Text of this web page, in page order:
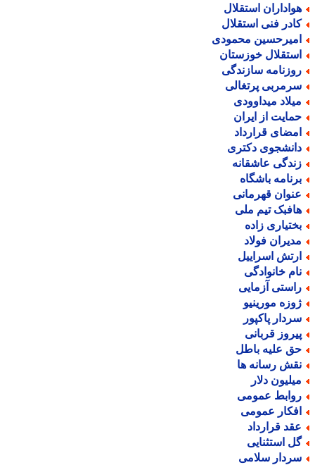
استقلال
فنی استقلال
محمودی
خوزستان
سازندگی
پرتغالی
میداوودی
از ایران
قرارداد
دکتری
عاشقانه
باشگاه
قهرمانی
تیم ملی
زاده
فولاد
اسراییل
خانوادگی
آزمایی
مورینیو
پاکپور
قربانی
علیه باطل
رسانه ها
دلار
عمومی
عمومی
قرارداد
استثنایی
سلامی